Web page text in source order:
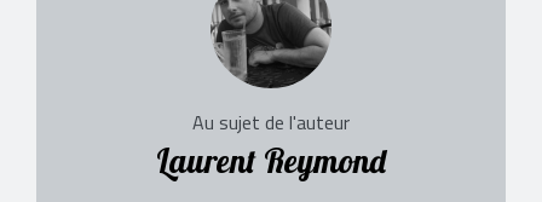
Au sujet de l'auteur
Laurent Reymond